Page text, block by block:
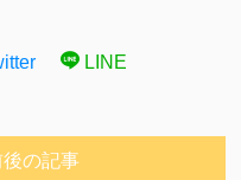
LINE
の記事